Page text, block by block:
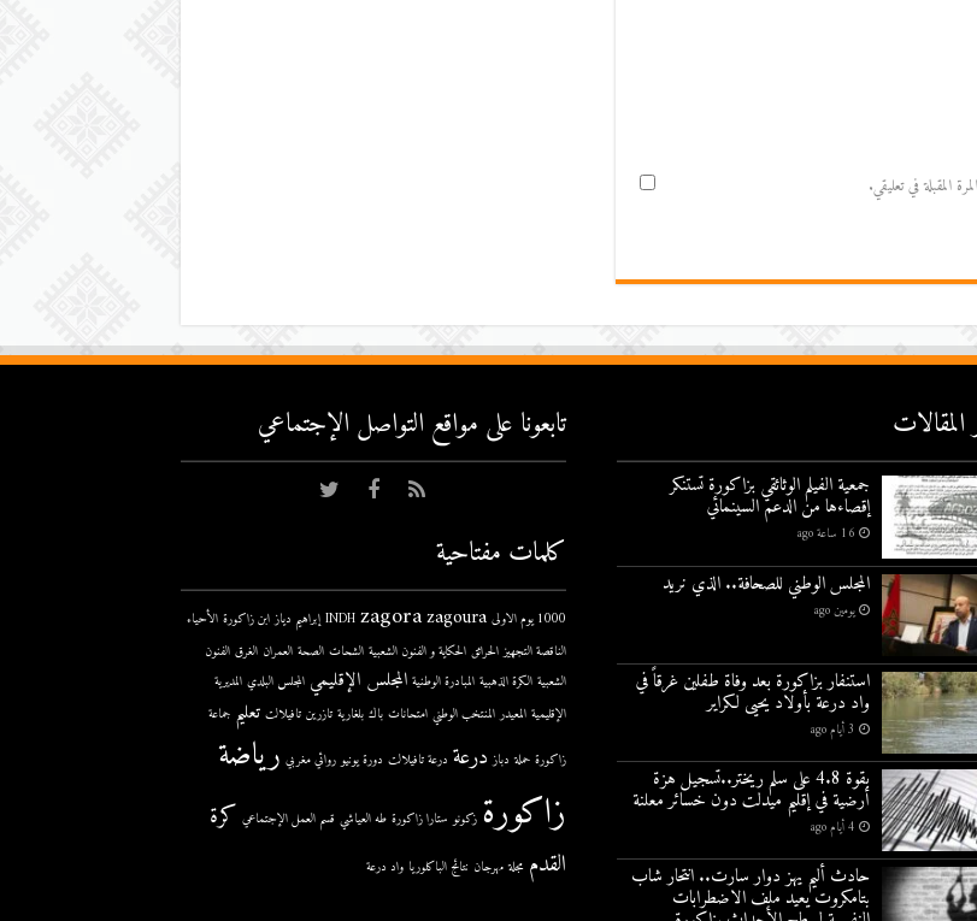
المقبلة في تعليقي.
جمعية الفيلم الوثائقي بزاكورة تستنكر
إقصاءها من الدعم السينمائي
16 ساعة ago
المجلس الوطني للصحافة.. الذي نريد
يومين ago
استنفار بزاكورة بعد وفاة طفلين غرقاً في
واد درعة بأولاد يحيى لكراير
3 أيام ago
بقوة 4.8 على سلم ريختر..تسجيل هزة
أرضية في إقليم ميدلت دون خسائر معلنة
4 أيام ago
حادث أليم يهز دوار سارت.. انتحار شاب
بتامكروت يعيد ملف الاضطرابات
تابعونا على مواقع التواصل اﻹجتماعي
كلمات مفتاحية
1000 يوم الاولى INDH zagorazagoura إبراهيم دياز ابن زاكورة الأحياء
الناقصة التجهيز الحرائق الحكاية و الفنون الشعبية الشحات الصحة العمران الغرق الفنون
الشعبية الكرة الذهبية المبادرة الوطنية المجلس الإقليمي المجلس البلدي المديرية
الإقليمية المعيدر المنتخب الوطني امتحانات باك بلغارية تازرين تافيلالت تعليم جماعة
زاكورة حملة دباز درعة درعة تافيلالت دورة يونيو روائي مغربي رياضة
زاكورة زكونو ستارا زاكورة طه العياشي قسم العمل الإجتماعي كرة
القدم مجلة مهرجان نتائج الباكلوريا واد درعة